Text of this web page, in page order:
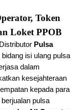
Token
Loket PPOB
Pulsa
isi ulang pulsa
dalam
kesejahteraan
kepada para
pulsa